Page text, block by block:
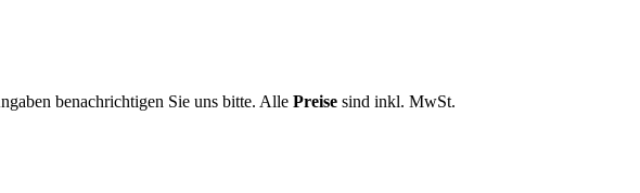
benachrichtigen Sie uns bitte. Alle Preise sind inkl. MwSt.